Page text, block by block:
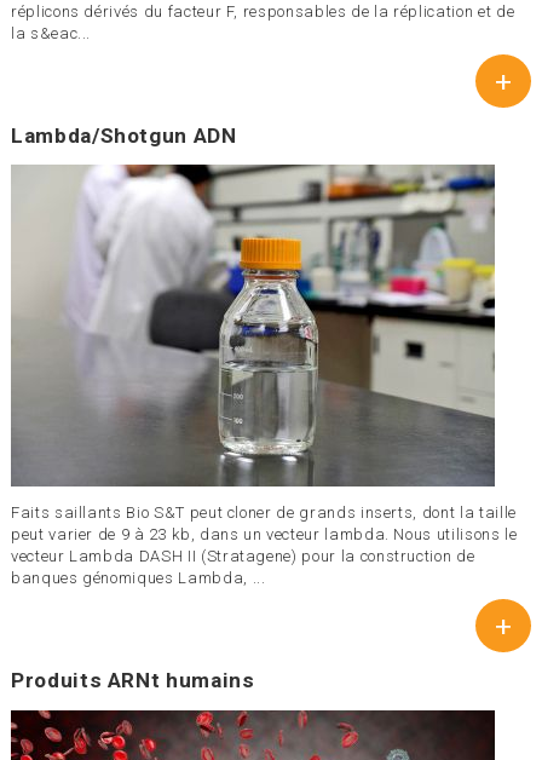
réplicons dérivés du facteur F, responsables de la réplication et de
la s&eac...
+
Lambda/Shotgun ADN
Faits saillants Bio S&T peut cloner de grands inserts, dont la taille
peut varier de 9 à 23 kb, dans un vecteur lambda. Nous utilisons le
vecteur Lambda DASH II (Stratagene) pour la construction de
banques génomiques Lambda, ...
+
Produits ARNt humains